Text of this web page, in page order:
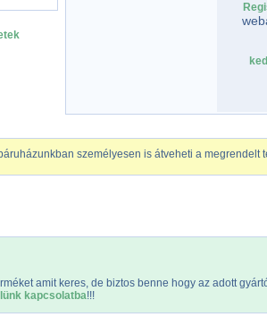
személyesen is átveheti a megrendelt
amit keres, de biztos benne hogy az adott
kapcsolatba!!!